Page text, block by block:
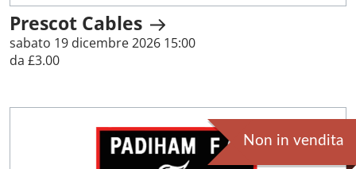
Prescot Cables
sabato 19 dicembre 2026 15:00
da £3.00
Non in vendita